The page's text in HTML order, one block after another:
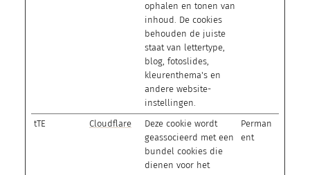
ophalen en tonen van
inhoud. De cookies
behouden de juiste
staat van lettertype,
blog, fotoslides,
kleurenthema's en
andere website-
instellingen.
tTE Cloudflare
Deze cookie wordt
geassocieerd met een
bundel cookies die
dienen voor het
Perman
ent